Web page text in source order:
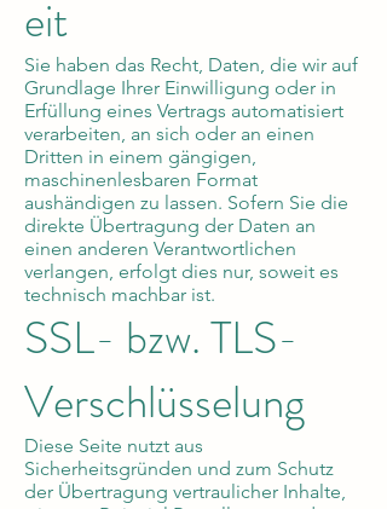
eit
Sie haben das Recht, Daten, die wir auf
Grundlage Ihrer Einwilligung oder in
Erfüllung eines Vertrags automatisiert
verarbeiten, an sich oder an einen
Dritten in einem gängigen,
maschinenlesbaren Format
aushändigen zu lassen. Sofern Sie die
direkte Übertragung der Daten an
einen anderen Verantwortlichen
verlangen, erfolgt dies nur, soweit es
technisch machbar ist.
SSL- bzw. TLS-
Verschlüsselung
Diese Seite nutzt aus
Sicherheitsgründen und zum Schutz
der Übertragung vertraulicher Inhalte,